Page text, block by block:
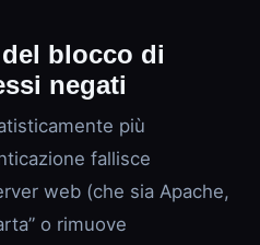
blocco di
negati
più
fallisce
web (che sia Apache,
o rimuove